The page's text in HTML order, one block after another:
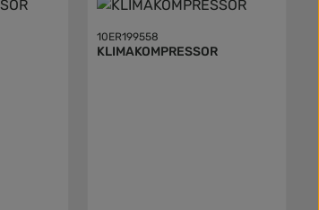
10ER199558
KLIMAKOMPRESSOR